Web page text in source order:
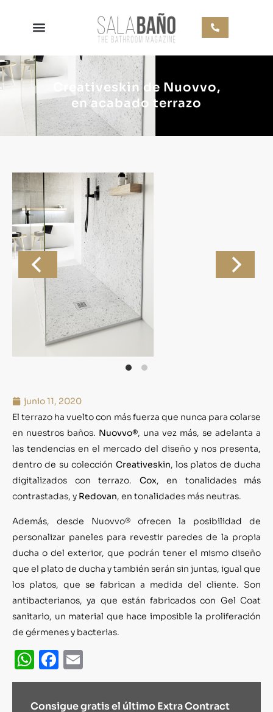
Creativeskin de Nuovvo,
en acabado terrazo
junio 11, 2020
El terrazo ha vuelto con más fuerza que nunca para colarse
en nuestros baños. Nuovvo® , una vez más, se adelanta a
las tendencias en el mercado del diseño y nos presenta,
dentro de su colección Creativeskin , los platos de ducha
digitalizados con terrazo. Cox , en tonalidades más
contrastadas, y Redovan , en tonalidades más neutras.
Además, desde Nuovvo® ofrecen la posibilidad de
personalizar paneles para revestir paredes de la propia
ducha o del exterior, que podrán tener el mismo diseño
que el plato de ducha y también serán sin juntas, igual que
los platos, que se fabrican a medida del cliente. Son
antibacterianos, ya que están fabricados con Gel Coat
sanitario, un material que hace imposible la proliferación
de gérmenes y bacterias.
WhatsApp
Facebook
Consigue gratis el último Extra Contract